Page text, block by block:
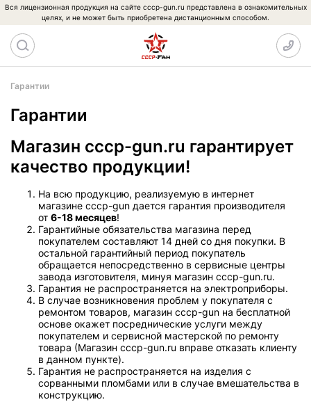
Вся лицензионная продукция на сайте cccp-gun.ru представлена в ознакомительных
целях, и не может быть приобретена дистанционным способом.
Гарантии
Гарантии
Магазин cccp-gun.ru гарантирует
качество продукции!
На всю продукцию, реализуемую в интернет
магазине cccp-gun дается гарантия производителя
от 6-18 месяцев!
Гарантийные обязательства магазина перед
покупателем составляют 14 дней со дня покупки. В
остальной гарантийный период покупатель
обращается непосредственно в сервисные центры
завода изготовителя, минуя магазин cccp-gun.ru.
Гарантия не распространяется на электроприборы.
В случае возникновения проблем у покупателя с
ремонтом товаров, магазин cccp-gun на бесплатной
основе окажет посреднические услуги между
покупателем и сервисной мастерской по ремонту
товара (Магазин cccp-gun.ru вправе отказать клиенту
в данном пункте).
Гарантия не распространяется на изделия с
сорванными пломбами или в случае вмешательства в
конструкцию.